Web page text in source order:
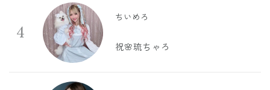
4
ちいめろ
祝🌸琉ちゃろ